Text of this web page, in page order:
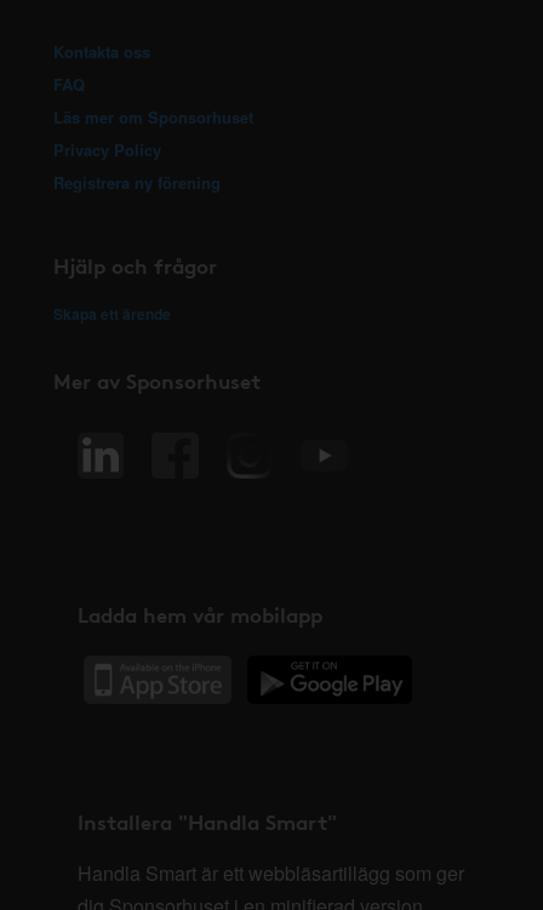
Kontakta oss
FAQ
Läs mer om Sponsorhuset
Privacy Policy
Registrera ny förening
Hjälp och frågor
Skapa ett ärende
Mer av Sponsorhuset
Ladda hem vår mobilapp
Installera "Handla Smart"
Handla Smart är ett webbläsartillägg som ger